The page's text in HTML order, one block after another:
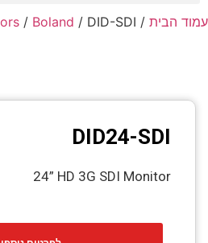
Frame Grabber
Confrence Camera
Visualizer
עמוד הבית /
/ Boland / DID-SDI
DID24-SDI
24” HD 3G SDI Monitor